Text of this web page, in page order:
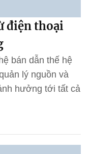
điện thoại
bán dẫn thế hệ
lý nguồn và
hưởng tới tất cả